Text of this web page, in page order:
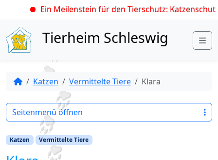
Ein Meilenstein für den Tierschutz:
Skip to content
Tierheim Schleswig
Katzen Vermittelte Tiere Klara
Katzen Vermittelte Tiere
Seitenmenü öffnen